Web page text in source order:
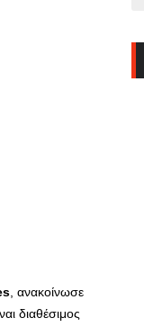
, ανακοίνωσε
διαθέσιμος